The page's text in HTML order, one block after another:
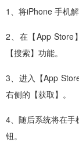
1、将iPhone 手机
2、在【App Store
【搜索】功能。
3、进入【App
右侧的【获取】。
4、随后系统将在手
钮。